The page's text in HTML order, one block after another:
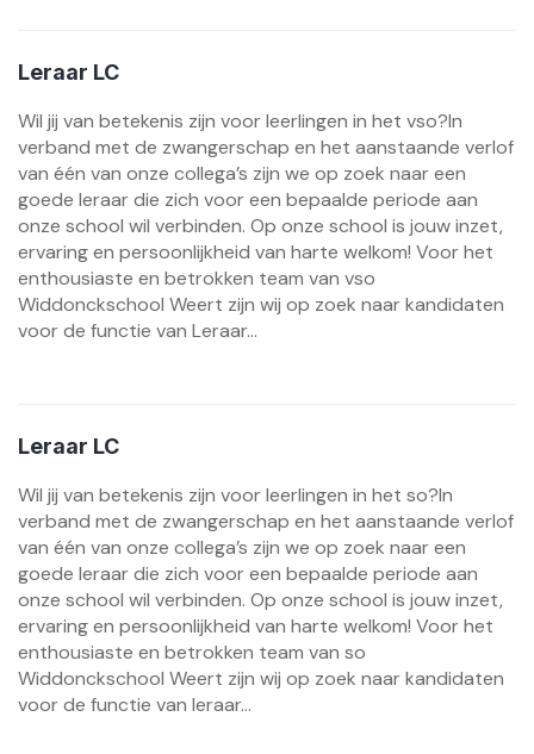
Leraar LC
Wil jij van betekenis zijn voor leerlingen in het vso?In
verband met de zwangerschap en het aanstaande verlof
van één van onze collega’s zijn we op zoek naar een
goede leraar die zich voor een bepaalde periode aan
onze school wil verbinden. Op onze school is jouw inzet,
ervaring en persoonlijkheid van harte welkom! Voor het
enthousiaste en betrokken team van vso
Widdonckschool Weert zijn wij op zoek naar kandidaten
voor de functie van Leraar...
Leraar LC
Wil jij van betekenis zijn voor leerlingen in het so?In
verband met de zwangerschap en het aanstaande verlof
van één van onze collega’s zijn we op zoek naar een
goede leraar die zich voor een bepaalde periode aan
onze school wil verbinden. Op onze school is jouw inzet,
ervaring en persoonlijkheid van harte welkom! Voor het
enthousiaste en betrokken team van so
Widdonckschool Weert zijn wij op zoek naar kandidaten
voor de functie van leraar...